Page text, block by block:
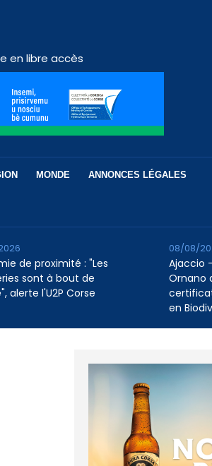
en libre accès
MONDE ANNONCES LÉGALES
de proximité : "Les
sont à bout de
alerte l'U2P Corse
Ajaccio
Ornano
en
08/08/